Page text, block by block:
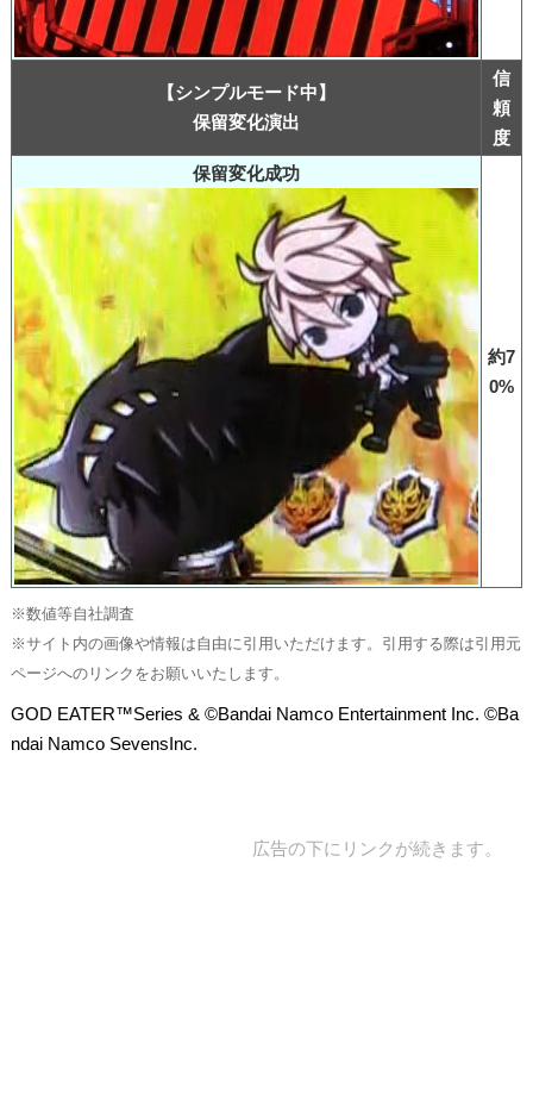
【シンプルモード中】
保留変化演出
信
頼
度
保留変化成功
約7
0%
※数値等自社調査
※サイト内の画像や情報は自由に引用いただけます。引用する際は引用元
ページへのリンクをお願いいたします。
GOD EATER™Series & ©Bandai Namco Entertainment Inc. ©Ba
ndai Namco SevensInc.
広告の下にリンクが続きます。